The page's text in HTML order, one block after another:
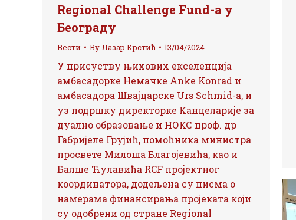
Regional Challenge Fund-а у
Београду
Вести ByЛазар Крстић 13/04/2024
У присуству њихових екселенција
амбасадорке Немачке Anke Konrad и
амбасадора Швајцарске Urs Schmid-а, и
уз подршку директорке Канцеларије за
дуално образовање и НОКС проф. др
Габријеле Грујић, помоћника министра
просвете Милоша Благојевића, као и
Балше Ћулавића RCF пројектног
координатора, додељена су писма о
намерама финансирања пројеката који
су одобрени од стране Regional